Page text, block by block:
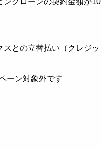
との立替払い（クレジ
ーン対象外です